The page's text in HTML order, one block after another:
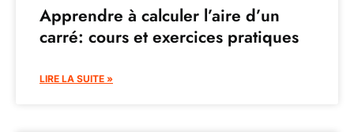
Apprendre à calculer l’aire d’un
carré: cours et exercices pratiques
LIRE LA SUITE »